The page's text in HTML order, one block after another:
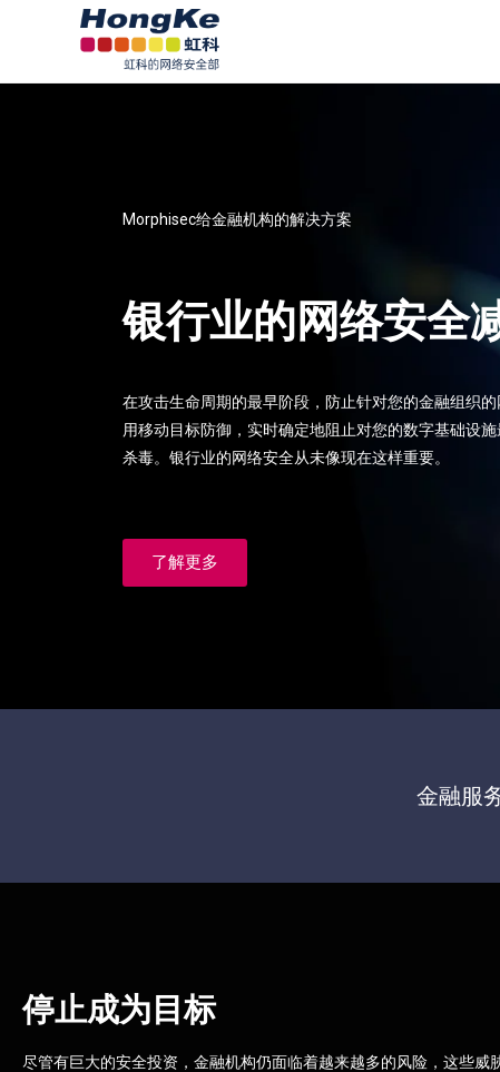
Morphisec给金融机构的解决方案
银行业的网络安全
在攻击生命周期的最早阶段，防止针对您的金融组织
用移动目标防御，实时确定地阻止对您的数字基础设
杀毒。银行业的网络安全从未像现在这样重要。
了解更多
金融服
停止成为目标
尽管有巨大的安全投资，金融机构仍面临着越来越多的风险，这些威